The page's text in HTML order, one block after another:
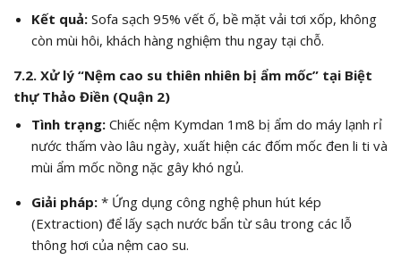
Kết quả:Sofa sạch 95% vết ố, bề mặt vải tơi xốp, không
còn mùi hôi, khách hàng nghiệm thu ngay tại chỗ.
7.2. Xử lý “Nệm cao su thiên nhiên bị ẩm mốc” tại Biệt
thự Thảo Điền (Quận 2)
Tình trạng:Chiếc nệm Kymdan 1m8 bị ẩm do máy lạnh rỉ
nước thấm vào lâu ngày, xuất hiện các đốm mốc đen li ti và
mùi ẩm mốc nồng nặc gây khó ngủ.
Giải pháp:* Ứng dụng công nghệ phun hút kép
(Extraction) để lấy sạch nước bẩn từ sâu trong các lỗ
thông hơi của nệm cao su.